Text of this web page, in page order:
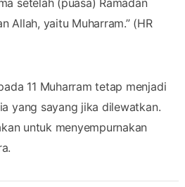
Allah, yaitu Muharram.” (HR
11 Muharram tetap menjadi
yang sayang jika dilewatkan.
untuk menyempurnakan